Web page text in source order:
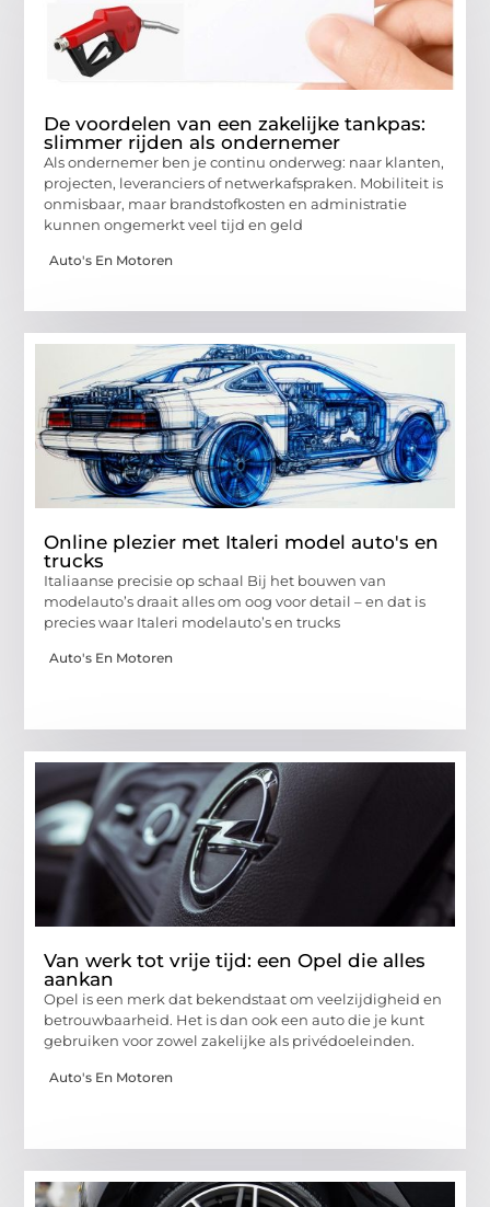
De voordelen van een zakelijke tankpas:
slimmer rijden als ondernemer
Als ondernemer ben je continu onderweg: naar klanten,
projecten, leveranciers of netwerkafspraken. Mobiliteit is
onmisbaar, maar brandstofkosten en administratie
kunnen ongemerkt veel tijd en geld
Auto's En Motoren
Online plezier met Italeri model auto's en
trucks
Italiaanse precisie op schaal Bij het bouwen van
modelauto’s draait alles om oog voor detail – en dat is
precies waar Italeri modelauto’s en trucks
Auto's En Motoren
Van werk tot vrije tijd: een Opel die alles
aankan
Opel is een merk dat bekendstaat om veelzijdigheid en
betrouwbaarheid. Het is dan ook een auto die je kunt
gebruiken voor zowel zakelijke als privédoeleinden.
Auto's En Motoren